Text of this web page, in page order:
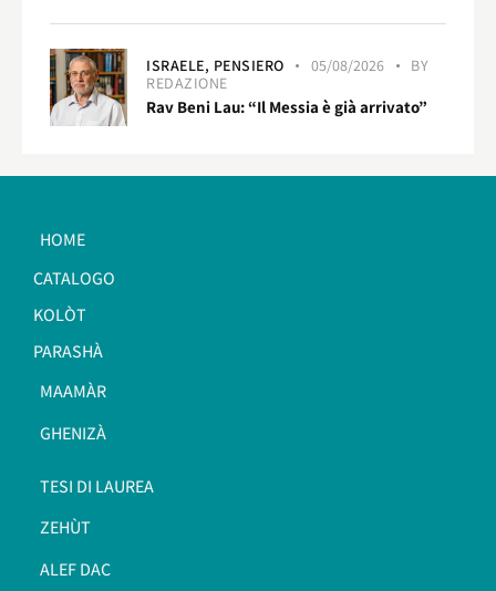
ISRAELE, PENSIERO 05/08/2026
BY
REDAZIONE
Rav Beni Lau: “Il Messia è già arrivato”
HOME
CATALOGO
KOLÒT
PARASHÀ
MAAMÀR
GHENIZÀ
TESI DI LAUREA
ZEHÙT
ALEF DAC